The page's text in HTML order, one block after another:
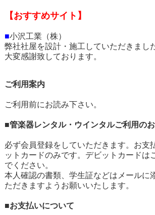
【おすすめサイト】
■小沢工業（株）
弊社社屋を設計・施工していただきまし
大変感謝致しております。
ご利用案内
ご利用前にお読み下さい。
■管楽器レンタル・ウインタルご利用の
必ず会員登録をしていただきます。お支
ットカードのみです。デビットカードは
でください。
本人確認の書類、学生証などはメールに
ただきますようお願いいたします。
■お支払いについて